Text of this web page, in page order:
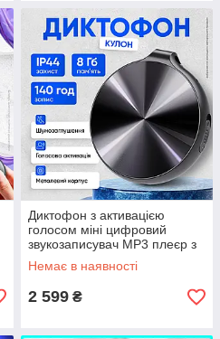
Диктофон з активацією
голосом міні цифровий
звукозаписувач МР3 плеєр з
шумозаглушенням
Немає в наявності
2 599 ₴